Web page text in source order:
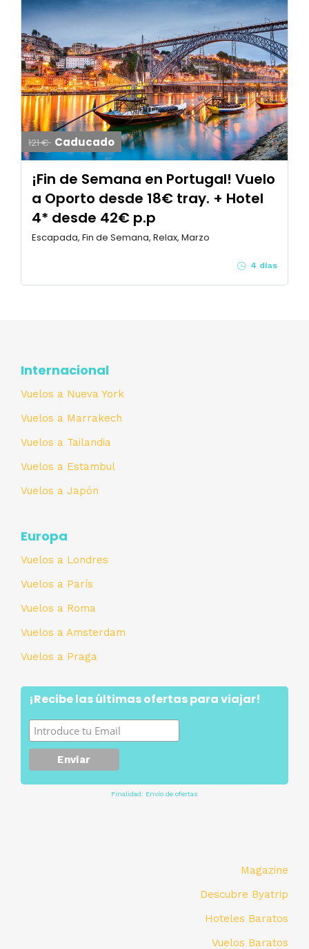
121 € Caducado
¡Fin de Semana en Portugal! Vuelo
a Oporto desde 18€ tray. + Hotel
4* desde 42€ p.p
Escapada, Fin de Semana, Relax, Marzo
4 días
Internacional
Vuelos a Nueva York
Vuelos a Marrakech
Vuelos a Tailandia
Vuelos a Estambul
Vuelos a Japón
Europa
Vuelos a Londres
Vuelos a París
Vuelos a Roma
Vuelos a Amsterdam
Vuelos a Praga
¡Recibe las últimas ofertas para viajar!
Finalidad: Envío de ofertas
Magazine
Descubre Byatrip
Hoteles Baratos
Vuelos Baratos